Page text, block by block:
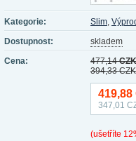
Kategorie: Slim
Dostupnost:
skladem
Cena:
477,14
394,33
419,88
347,01
(ušetříte